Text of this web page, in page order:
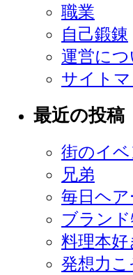
職業
自己鍛錬
運営につ
サイト
最近の投稿
街のイベ
兄弟
毎日ヘ
ブラン
料理本好
発想力